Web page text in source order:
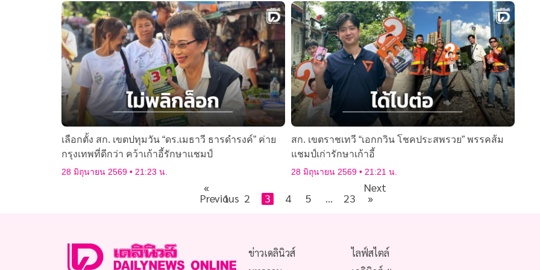
เลือกตั้ง สก. เขตปทุมวัน “ดร.เมธาวี ธารดำรงค์” ค่าย
กรุงเทพที่ดีกว่า คว้าเก้าอี้รักษาแชมป์
28 มิถุนายน 2569 21:23 น.
สก. เขตราชเทวี “เอกกวิน โชคประสพรวย” พรรคส้ม
แชมป์เก่ารักษาเก้าอี้
28 มิถุนายน 2569 21:21 น.
«
Previous
1 2 3 4 5 … 23
Next
»
ข่าวเดลินิวส์
ไลฟ์สไตล์